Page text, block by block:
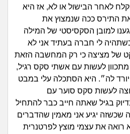
מתחם הטיפים
מדורים
זוגיות
היריון ולידה
הורות ומשפחה
חיפוש שאלות
הרשמה | התחברות
לאחר הבישול או לא, אז היא
התירס ככה שנמצוץ את
למובן הסקסיסטי של המילה
לי חברה בעתיד אני לא
של מציצה כי רק המחשבה הזאת
לעשות עם אשתי סקס רגיל,
לה״. היא הסתכלה עלי במבט
לעשות סקס סוער עם
בגיל שאתה חייב כבר להתחיל
שכשזה יגיע אני מאמין שהדברים
רואה את עצמי מוצץ לפרטנרית